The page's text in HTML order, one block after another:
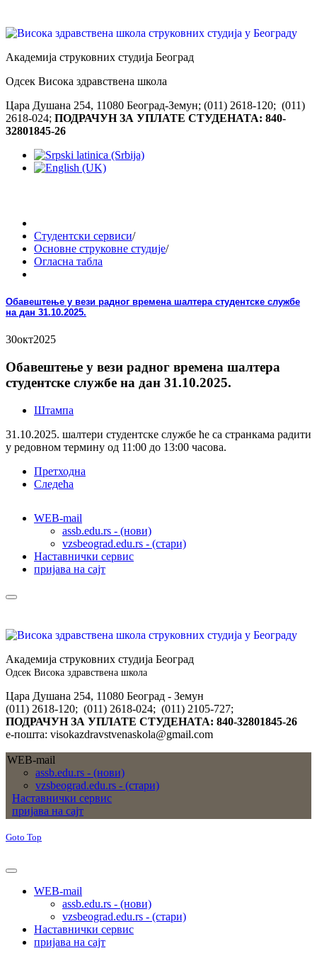
Академија струковних студија Београд
Одсек Висока здравствена школа
Цара Душана 254, 11080 Београд-Земун; (011) 2618-120; (011)
2618-024; ПОДРАЧУН ЗА УПЛАТЕ СТУДЕНАТА: 840-
32801845-26
Студентски сервиси/
Основне струковне студије/
Огласна табла
Обавештење у вези радног времена шалтера студентске службе
на дан 31.10.2025.
30окт2025
Обавештење у вези радног времена шалтера
студентске службе на дан 31.10.2025.
Штампа
31.10.2025. шалтери студентске службе ће са странкама радити
у редовном термину од 11:00 до 13:00 часова.
Претходна
Следећа
WEB-mail
assb.edu.rs - (нови)
vzsbeograd.edu.rs - (стари)
Наставнички сервис
пријава на сајт
Академија струковних студија Београд
Одсек Висока здравствена школа
Цара Душана 254, 11080 Београд - Земун
(011) 2618-120; (011) 2618-024; (011) 2105-727;
ПОДРАЧУН ЗА УПЛАТЕ СТУДЕНАТА: 840-32801845-26
е-пошта: visokazdravstvenaskola@gmail.com
WEB-mail
assb.edu.rs - (нови)
vzsbeograd.edu.rs - (стари)
Наставнички сервис
пријава на сајт
Goto Top
WEB-mail
assb.edu.rs - (нови)
vzsbeograd.edu.rs - (стари)
Наставнички сервис
пријава на сајт